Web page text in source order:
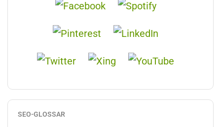
SEO-GLOSSAR